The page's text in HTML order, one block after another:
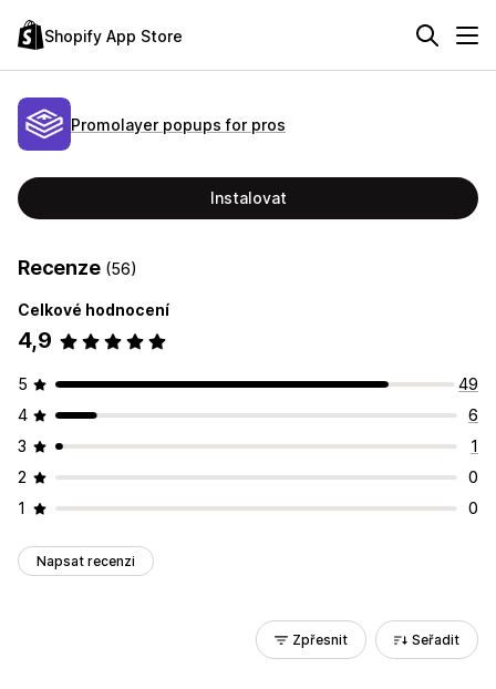
Shopify App Store
Promolayer popups for pros
Instalovat
Recenze (56)
Celkové hodnocení
4,9
5
49
4
6
3
1
2
0
1
0
Napsat recenzi
Zpřesnit Seřadit